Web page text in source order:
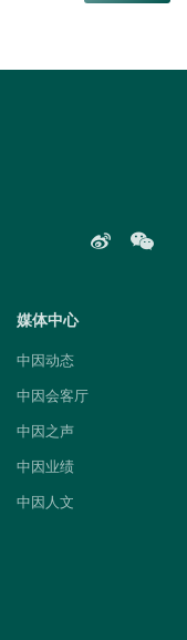
媒体中心
中因动态
中因会客厅
中因之声
中因业绩
中因人文